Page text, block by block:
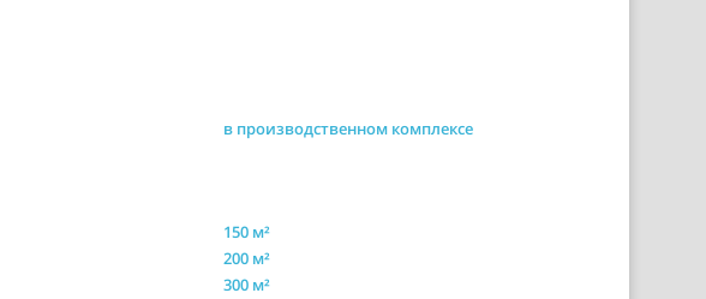
в производственном комплексе
150 м²
200 м²
300 м²